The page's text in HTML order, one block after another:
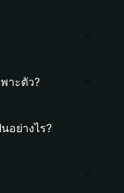
าะตัว?
อย่างไร?